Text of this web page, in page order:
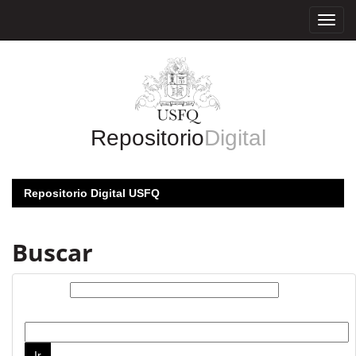
RepositorioDigital
Repositorio Digital USFQ
Buscar